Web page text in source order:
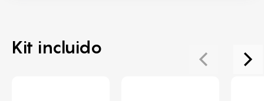
Kit incluido